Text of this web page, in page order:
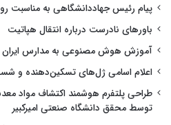
پیام رئیس جهاددانشگاهی به مناسبت
باورهای نادرست درباره انتقال هپاتیت
آموزش هوش مصنوعی به مدارس ایران
اعلام اسامی ژل‌های تسکین‌دهنده و
طراحی پلتفرم هوشمند اکتشاف مواد
توسط محقق دانشگاه صنعتی امیرکبیر